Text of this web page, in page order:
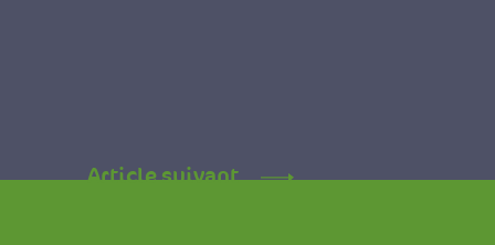
Article suivant